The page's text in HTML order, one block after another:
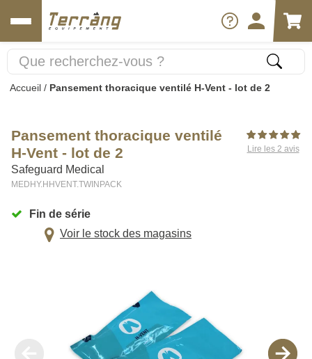
Accueil / Pansement thoracique ventilé H-Vent - lot de 2
Pansement thoracique ventilé
H-Vent - lot de 2
Safeguard Medical
MEDHY.HHVENT.TWINPACK
Lire les 2 avis
Fin de série
Voir le stock des magasins